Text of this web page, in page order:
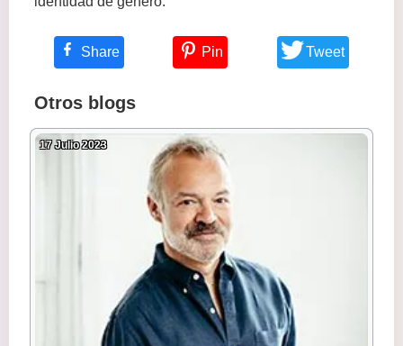
Share Pin Tweet
Otros blogs
17 Julio 2023